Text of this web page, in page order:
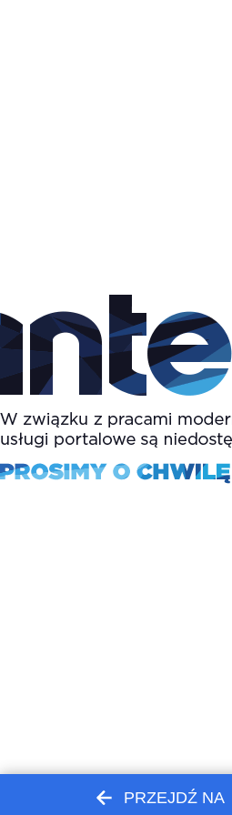
PRZEJDŹ NA